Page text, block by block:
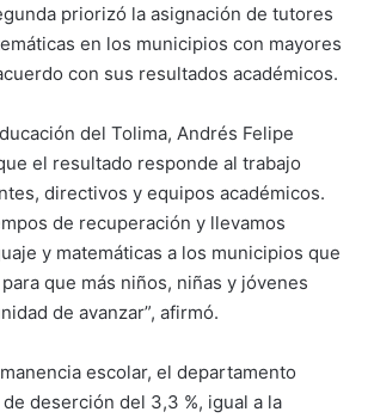
priorizó la asignación de tutores
en los municipios con mayores
con sus resultados académicos.
del Tolima, Andrés Felipe
el resultado responde al trabajo
directivos y equipos académicos.
de recuperación y llevamos
y matemáticas a los municipios que
que más niños, niñas y jóvenes
de avanzar”, afirmó.
escolar, el departamento
deserción del 3,3 %, igual a la